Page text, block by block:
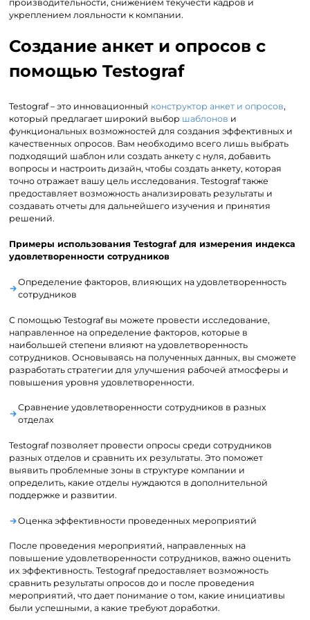
производительности, снижением текучести кадров и
укреплением лояльности к компании.
Создание анкет и опросов с
помощью Testograf
Testograf – это инновационный конструктор анкет и опросов,
который предлагает широкий выбор шаблонов и
функциональных возможностей для создания эффективных и
качественных опросов. Вам необходимо всего лишь выбрать
подходящий шаблон или создать анкету с нуля, добавить
вопросы и настроить дизайн, чтобы создать анкету, которая
точно отражает вашу цель исследования. Testograf также
предоставляет возможность анализировать результаты и
создавать отчеты для дальнейшего изучения и принятия
решений.
Примеры использования Testograf для измерения индекса
удовлетворенности сотрудников
Определение факторов, влияющих на удовлетворенность
сотрудников
С помощью Testograf вы можете провести исследование,
направленное на определение факторов, которые в
наибольшей степени влияют на удовлетворенность
сотрудников. Основываясь на полученных данных, вы сможете
разработать стратегии для улучшения рабочей атмосферы и
повышения уровня удовлетворенности.
Сравнение удовлетворенности сотрудников в разных
отделах
Testograf позволяет провести опросы среди сотрудников
разных отделов и сравнить их результаты. Это поможет
выявить проблемные зоны в структуре компании и
определить, какие отделы нуждаются в дополнительной
поддержке и развитии.
Оценка эффективности проведенных мероприятий
После проведения мероприятий, направленных на
повышение удовлетворенности сотрудников, важно оценить
их эффективность. Testograf предоставляет возможность
сравнить результаты опросов до и после проведения
мероприятий, что дает понимание о том, какие инициативы
были успешными, а какие требуют доработки.